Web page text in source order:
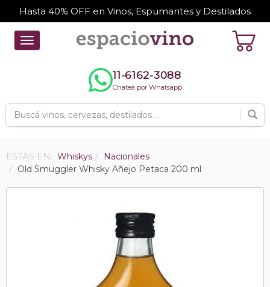
Hasta 40% OFF en Vinos, Espumantes y Destilados
Toggle
navigation
11-6162-3088
Chateá por Whatsapp
ESTÁS EN: Whiskys
Nacionales
Old Smuggler Whisky Añejo Petaca 200 ml